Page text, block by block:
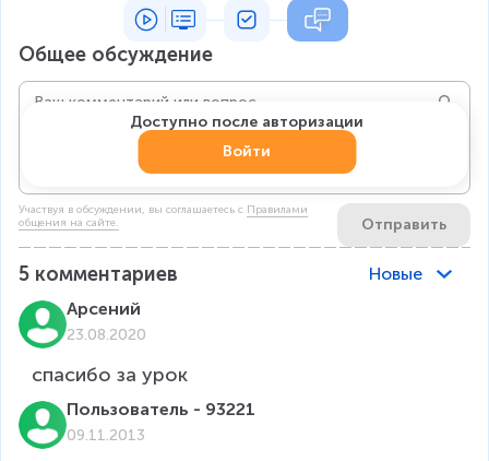
Общее обсуждение
Участвуя в обсуждении, вы соглашаетесь c Правилами
общения на сайте.
Отправить
Доступно после авторизации
Войти
5 комментариев
Новые
Арсений
23.08.2020
спасибо за урок
Пользователь - 93221
09.11.2013